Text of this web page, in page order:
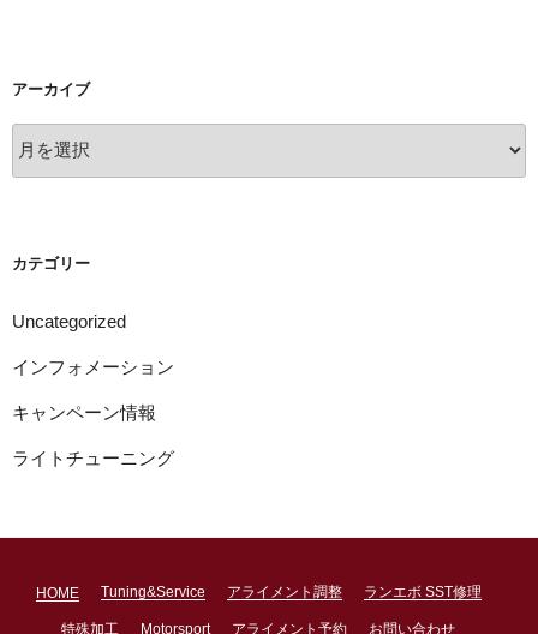
アーカイブ
ー
カテゴリー
Uncategorized
インフォメーション
キャンペーン情報
ライトチューニング
HOME Tuning&Service アライメント調整 ランエボ SST修理
特殊加工 Motorsport アライメント予約 お問い合わせ